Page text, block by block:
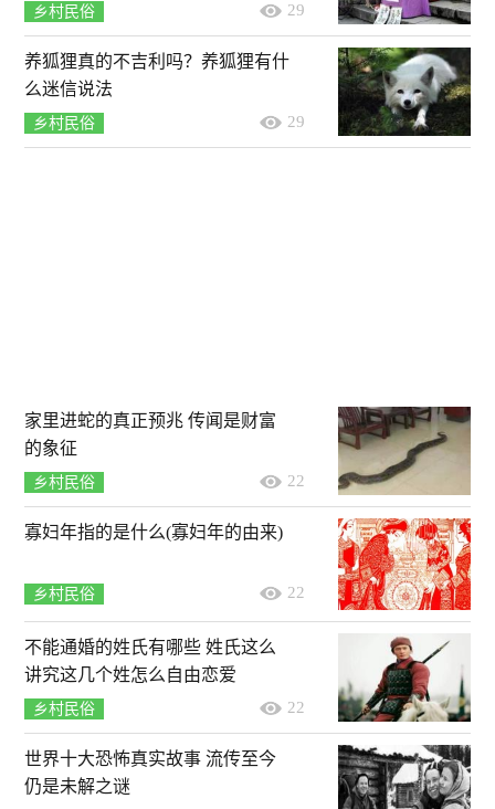
乡村民俗 29
养狐狸真的不吉利吗？养狐狸有什
么迷信说法
乡村民俗 29
家里进蛇的真正预兆 传闻是财富
的象征
乡村民俗 22
寡妇年指的是什么(寡妇年的由来)
乡村民俗 22
不能通婚的姓氏有哪些 姓氏这么
讲究这几个姓怎么自由恋爱
乡村民俗 22
世界十大恐怖真实故事 流传至今
仍是未解之谜